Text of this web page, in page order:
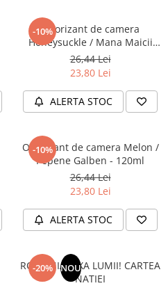
-10%
Odorizant de camera
Honeysuckle / Mana Maicii
Domnului - 120 ml
26,44 Lei
23,80 Lei
ALERTA STOC
-10%
Odorizant de camera Melon /
Pepene Galben - 120ml
26,44 Lei
23,80 Lei
ALERTA STOC
-20% NOU
ROMANIA, AXA LUMII! CARTEA
NATIEI